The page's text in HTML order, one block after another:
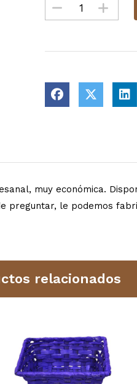
muy económica.
preguntar, le podemos
relacionados